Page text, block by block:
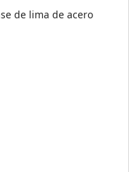
de lima de acero